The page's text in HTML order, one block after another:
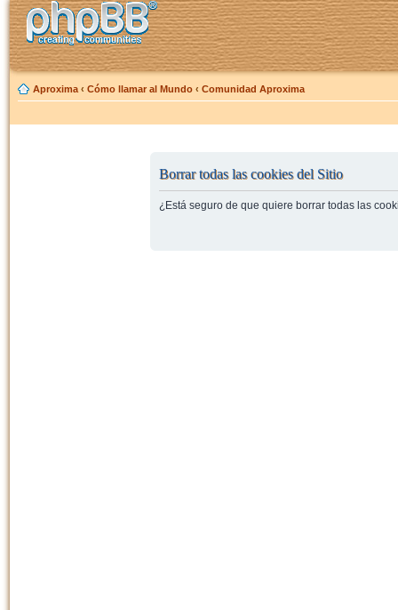
Aproxima ‹ Cómo llamar al Mundo ‹ Comunidad Aproxima
Borrar todas las cookies del Sitio
¿Está seguro de que quiere borrar todas las